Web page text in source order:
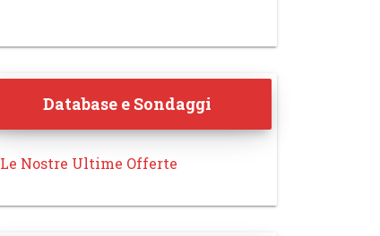
Database e Sondaggi
Le Nostre Ultime Offerte